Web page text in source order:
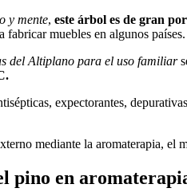
y mente, este árbol es de gran
fabricar muebles en algunos países.
del Altiplano para el uso familiar
expectorantes,
mediante la aromaterapia, el
pino en